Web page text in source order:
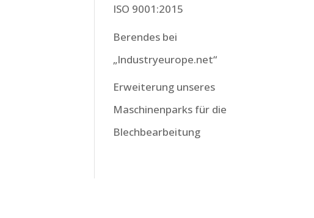
ISO 9001:2015
Berendes bei
„Industryeurope.net“
Erweiterung unseres
Maschinenparks für die
Blechbearbeitung